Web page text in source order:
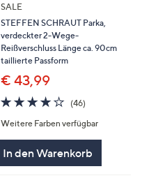
SALE
STEFFEN SCHRAUT Parka,
verdeckter 2-Wege-
Reißverschluss Länge ca. 90cm
taillierte Passform
€ 43,99
4.0
von
5
(46)46
Weitere Farben verfügbar
In den Warenkorb